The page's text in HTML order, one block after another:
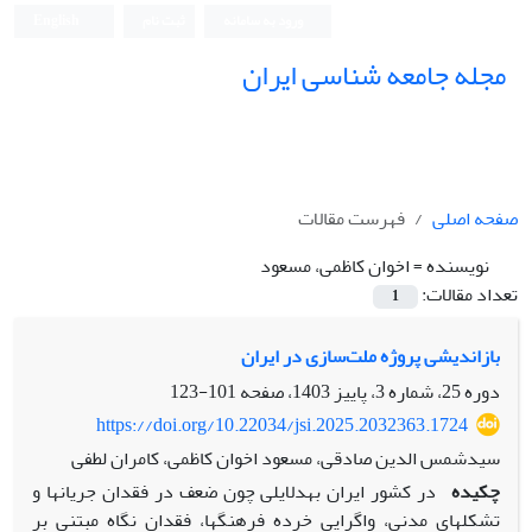
مجله جامعه شناسی ایران
صفحه اصلی
فهرست مقالات
نویسنده =اخوان کاظمی، مسعود
تعداد مقالات:
1
بازاندیشی پروژه ملت‌سازی در ایران
دوره 25، شماره 3، پاییز 1403، صفحه
101-123
https://doi.org/10.22034/jsi.2025.2032363.1724
سیدشمس الدین صادقی، مسعود اخوان کاظمی، کامران لطفی
چکیده در کشور ایران به­دلایلی چون ضعف در فقدان جریان­ها و
تشکل­های مدنی، واگرایی خرده فرهنگ­ها، فقدان نگاه مبتنی بر